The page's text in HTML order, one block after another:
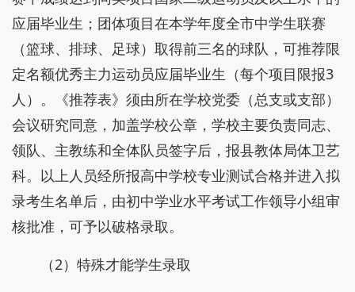
应届毕业生；团体项目在本学年度全市中学生联赛
（篮球、排球、足球）取得前三名的球队，可推荐限
定名额优秀主力运动员应届毕业生（每个项目限报3
人）。《推荐表》须由所在学校党委（总支或支部）
会议研究同意，加盖学校公章，学校主要负责同志、
领队、主教练和全体队员签字后，报县教体局体卫艺
科。以上人员经所报高中学校专业测试合格并进入拟
录考生名单后，由初中学业水平考试工作领导小组审
核批准，可予以破格录取。
（2）特殊才能学生录取